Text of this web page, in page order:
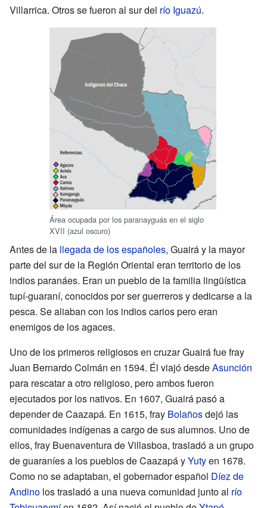
Villarrica. Otros se fueron al sur del río Iguazú.
Área ocupada por los paranayguás en el siglo
XVII (azul oscuro)
Antes de la llegada de los españoles, Guairá y la mayor
parte del sur de la Región Oriental eran territorio de los
indios paranáes. Eran un pueblo de la familia lingüística
tupí-guaraní, conocidos por ser guerreros y dedicarse a la
pesca. Se aliaban con los indios carios pero eran
enemigos de los agaces.
Uno de los primeros religiosos en cruzar Guairá fue fray
Juan Bernardo Colmán en 1594. Él viajó desdeAsunción
para rescatar a otro religioso, pero ambos fueron
ejecutados por los nativos. En 1607, Guairá pasó a
depender de Caazapá. En 1615, fray Bolañosdejó las
comunidades indígenas a cargo de sus alumnos. Uno de
ellos, fray Buenaventura de Villasboa, trasladó a un grupo
de guaraníes a los pueblos de Caazapá yYutyen 1678.
Como no se adaptaban, el gobernador español Díez de
Andino los trasladó a una nueva comunidad junto al río